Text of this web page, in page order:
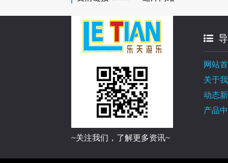
~关注我们，了解更多资讯~
网站
关于
动态
产品